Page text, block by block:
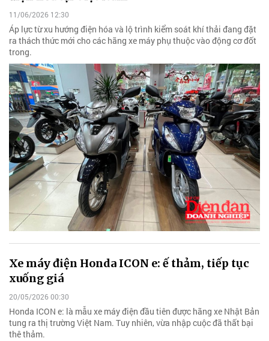
11/06/2026 12:30
Áp lực từ xu hướng điện hóa và lộ trình kiểm soát khí thải đang đặt
ra thách thức mới cho các hãng xe máy phụ thuộc vào động cơ đốt
trong.
Xe máy điện Honda ICON e: ế thảm, tiếp tục
xuống giá
20/05/2026 00:30
Honda ICON e: là mẫu xe máy điện đầu tiên được hãng xe Nhật Bản
tung ra thị trường Việt Nam. Tuy nhiên, vừa nhập cuộc đã thất bại
thê thảm.